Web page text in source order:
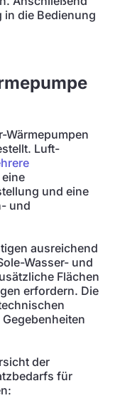
in die Bedienung
Wärmepumpen
Luft-
eine
und eine
und
ausreichend
Wasser- und
Flächen
erfordern. Die
der
für